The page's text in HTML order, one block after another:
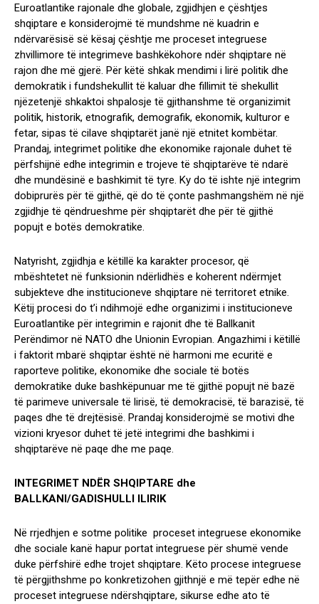
Euroatlantike rajonale dhe globale, zgjidhjen e çështjes
shqiptare e konsiderojmë të mundshme në kuadrin e
ndërvarësisë së kësaj çështje me proceset integruese
zhvillimore të integrimeve bashkëkohore ndër shqiptare në
rajon dhe më gjerë. Për këtë shkak mendimi i lirë politik dhe
demokratik i fundshekullit të kaluar dhe fillimit të shekullit
njëzetenjë shkaktoi shpalosje të gjithanshme të organizimit
politik, historik, etnografik, demografik, ekonomik, kulturor e
fetar, sipas të cilave shqiptarët janë një etnitet kombëtar.
Prandaj, integrimet politike dhe ekonomike rajonale duhet të
përfshijnë edhe integrimin e trojeve të shqiptarëve të ndarë
dhe mundësinë e bashkimit të tyre. Ky do të ishte një integrim
dobiprurës për të gjithë, që do të çonte pashmangshëm në një
zgjidhje të qëndrueshme për shqiptarët dhe për të gjithë
popujt e botës demokratike.
Natyrisht, zgjidhja e këtillë ka karakter procesor, që
mbështetet në funksionin ndërlidhës e koherent ndërmjet
subjekteve dhe institucioneve shqiptare në territoret etnike.
Këtij procesi do t’i ndihmojë edhe organizimi i institucioneve
Euroatlantike për integrimin e rajonit dhe të Ballkanit
Perëndimor në NATO dhe Unionin Evropian. Angazhimi i këtillë
i faktorit mbarë shqiptar është në harmoni me ecuritë e
raporteve politike, ekonomike dhe sociale të botës
demokratike duke bashkëpunuar me të gjithë popujt në bazë
të parimeve universale të lirisë, të demokracisë, të barazisë, të
paqes dhe të drejtësisë. Prandaj konsiderojmë se motivi dhe
vizioni kryesor duhet të jetë integrimi dhe bashkimi i
shqiptarëve në paqe dhe me paqe.
INTEGRIMET NDËR SHQIPTARE dhe
BALLKANI/GADISHULLI ILIRIK
Në rrjedhjen e sotme politike proceset integruese ekonomike
dhe sociale kanë hapur portat integruese për shumë vende
duke përfshirë edhe trojet shqiptare. Këto procese integruese
të përgjithshme po konkretizohen gjithnjë e më tepër edhe në
proceset integruese ndërshqiptare, sikurse edhe ato të